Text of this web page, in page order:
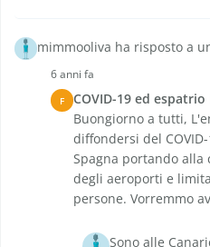
mimmooliva ha risposto a
6 anni fa
F COVID-19 ed espatrio
Buongiorno a tutti,
diffondersi del
Spagna portando
degli aeroporti e
persone. Vorremmo
Sono alle